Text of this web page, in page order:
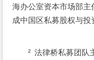
海办公室资本市场部
成中国区私募股权与投
²  法律桥私募团